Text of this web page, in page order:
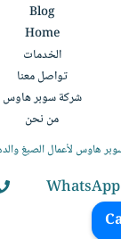
Blog
Home
الخدمات
تواصل معنا
شركة سوبر هاوس
من نحن
WhatsApp